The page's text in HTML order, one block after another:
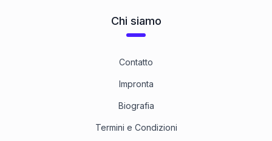
Chi siamo
Contatto
Impronta
Biografia
Termini e Condizioni